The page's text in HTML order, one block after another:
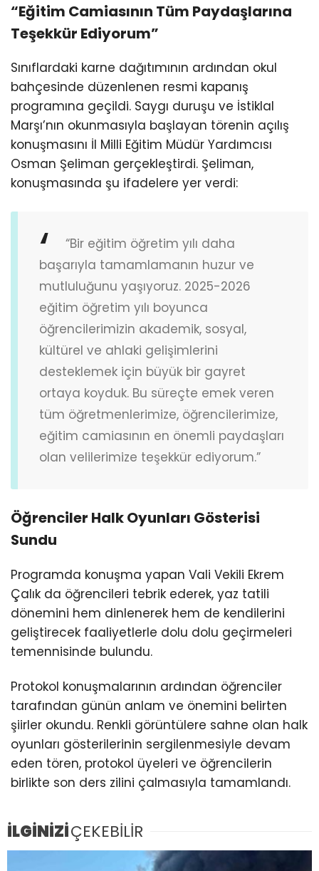
“Eğitim Camiasının Tüm Paydaşlarına
Teşekkür Ediyorum”
Sınıflardaki karne dağıtımının ardından okul
bahçesinde düzenlenen resmi kapanış
programına geçildi. Saygı duruşu ve İstiklal
Marşı’nın okunmasıyla başlayan törenin açılış
konuşmasını İl Milli Eğitim Müdür Yardımcısı
Osman Şeliman gerçekleştirdi. Şeliman,
konuşmasında şu ifadelere yer verdi:
“Bir eğitim öğretim yılı daha
başarıyla tamamlamanın huzur ve
mutluluğunu yaşıyoruz. 2025-2026
eğitim öğretim yılı boyunca
öğrencilerimizin akademik, sosyal,
kültürel ve ahlaki gelişimlerini
desteklemek için büyük bir gayret
ortaya koyduk. Bu süreçte emek veren
tüm öğretmenlerimize, öğrencilerimize,
eğitim camiasının en önemli paydaşları
olan velilerimize teşekkür ediyorum.”
Öğrenciler Halk Oyunları Gösterisi
Sundu
Programda konuşma yapan Vali Vekili Ekrem
Çalık da öğrencileri tebrik ederek, yaz tatili
dönemini hem dinlenerek hem de kendilerini
geliştirecek faaliyetlerle dolu dolu geçirmeleri
temennisinde bulundu.
Protokol konuşmalarının ardından öğrenciler
tarafından günün anlam ve önemini belirten
şiirler okundu. Renkli görüntülere sahne olan halk
oyunları gösterilerinin sergilenmesiyle devam
eden tören, protokol üyeleri ve öğrencilerin
birlikte son ders zilini çalmasıyla tamamlandı.
İLGİNİZİÇEKEBİLİR